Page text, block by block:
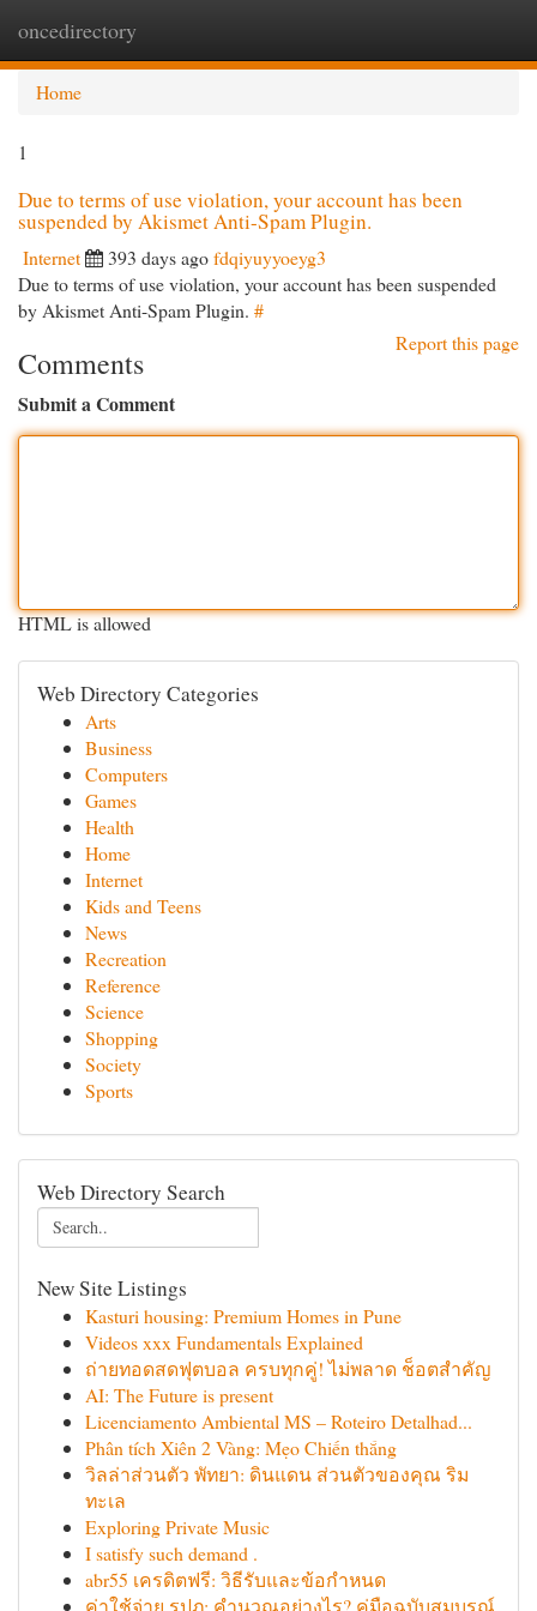
oncedirectory
Home
1
Due to terms of use violation, your account has been
suspended by Akismet Anti-Spam Plugin.
Internet 393 days agofdqiyuyyoeyg3
Due to terms of use violation, your account has been suspended
by Akismet Anti-Spam Plugin. #
Report this page
Comments
Submit a Comment
HTML is allowed
Web Directory Categories
Arts
Business
Computers
Games
Health
Home
Internet
Kids and Teens
News
Recreation
Reference
Science
Shopping
Society
Sports
Web Directory Search
New Site Listings
Kasturi housing: Premium Homes in Pune
Videos xxx Fundamentals Explained
ถ่ายทอดสดฟุตบอล ครบทุกคู่! ไม่พลาด ช็อตสำคัญ
AI: The Future is present
Licenciamento Ambiental MS – Roteiro Detalhad...
Phân tích Xiên 2 Vàng: Mẹo Chiến thắng
วิลล่าส่วนตัว พัทยา: ดินแดน ส่วนตัวของคุณ ริม
ทะเล
Exploring Private Music
I satisfy such demand .
abr55 เครดิตฟรี: วิธีรับและข้อกำหนด
ค่าใช้จ่าย รปภ: คำนวณอย่างไร? คู่มือฉบับสมบูรณ์